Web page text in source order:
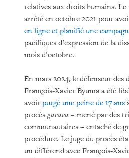
relatives aux droits humains. Le
arrêté en octobre 2021 pour
en ligne et planifié une
pacifiques d’expression de la
mois d’octobre.
En mars 2024, le défenseur des
François-Xavier Byuma a été
avoir purgé une peine de 17 ans
procèsgacaca – mené par des
communautaires – entaché de
procédure. Le juge du procès
un différend avec François-